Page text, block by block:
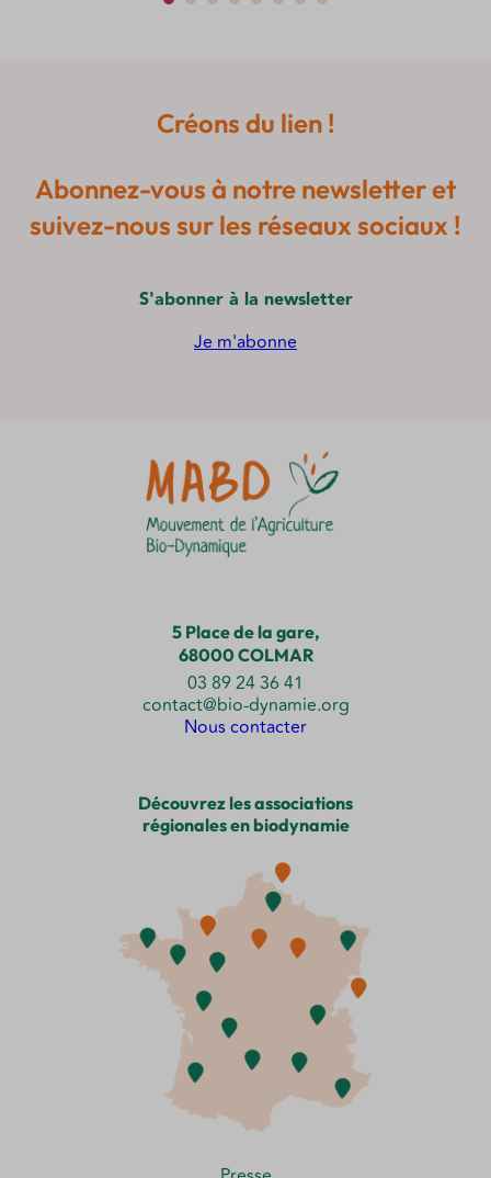
Créons du lien !
Abonnez-vous à notre newsletter et
suivez-nous sur les réseaux sociaux !
S'abonner à la newsletter
Je m'abonne
5 Place de la gare,
68000 COLMAR
03 89 24 36 41
contact@bio-dynamie.org
Nous contacter
Découvrez les associations
régionales en biodynamie